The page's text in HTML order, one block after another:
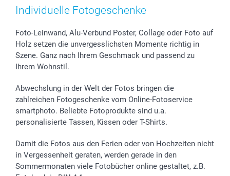
Zubehör & Material
Foto-Kalender & Agenden
Sticker & Etiketten
Geschenk-Gutscheine (PDF)
AGB
Presse
Partnerprogramme
Investor Relations
B2B smartbusiness
Widerrufsrecht
Muttertag
Kommunion & Konfirmation
Hochzeit
Geburtstag
Geburt
Zu allen Anlässen
Preise und Versandkosten
48h Lieferung
Zahlungsmöglichkeiten
Anmelden /Registrieren
Sitemap
Status der Bestellung
smartfriends
smartgarantie
smartbonus
Individuelle Fotogeschenke
Foto-Leinwand, Alu-Verbund Poster, Collage oder Foto auf
Holz setzen die unvergesslichsten Momente richtig in
Szene. Ganz nach Ihrem Geschmack und passend zu
Ihrem Wohnstil.
Abwechslung in der Welt der Fotos bringen die
zahlreichen Fotogeschenke vom Online-Fotoservice
smartphoto. Beliebte Fotoprodukte sind u.a.
personalisierte Tassen, Kissen oder T-Shirts.
Damit die Fotos aus den Ferien oder von Hochzeiten nicht
in Vergessenheit geraten, werden gerade in den
Sommermonaten viele Fotobücher online gestaltet, z.B.